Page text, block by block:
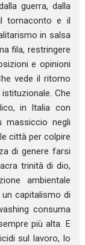
guerra, dalla
tornaconto e il
in salsa
fila, restringere
e opinioni
vede il ritorno
Che
in Italia con
massiccio negli
città per colpire
di genere farsi
trinità di dio,
ambientale
un capitalismo di
consuma
più alta. E
sul lavoro, lo